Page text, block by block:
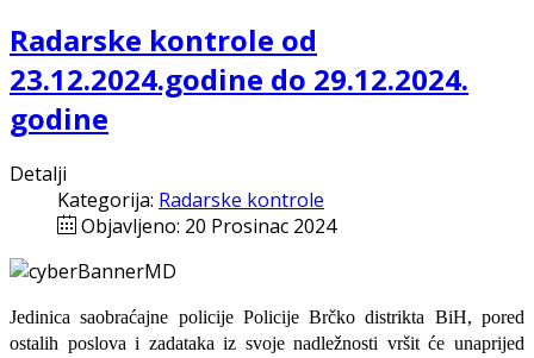
Radarske kontrole od
23.12.2024.godine do 29.12.2024.
godine
Detalji
Kategorija: Radarske kontrole
Objavljeno: 20 Prosinac 2024
Jedinica saobraćajne policije Policije Brčko distrikta BiH, pored
ostalih poslova i zadataka iz svoje nadležnosti vršit će unaprijed